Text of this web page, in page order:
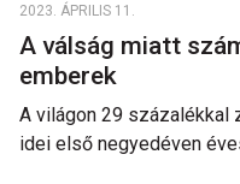
2023. ÁPRILIS 11.
A válság miatt
emberek
A világon 29 százalékkal
idei első negyedéven